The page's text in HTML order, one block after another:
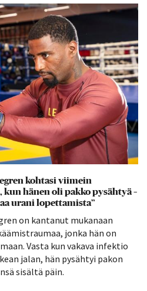
kohtasi viimein
hänen oli pakko pysähtyä –
urani lopettamista”
on kantanut mukanaan
jonka hän on
Vasta kun vakava infektio
jalan, hän pysähtyi pakon
sisältä päin.